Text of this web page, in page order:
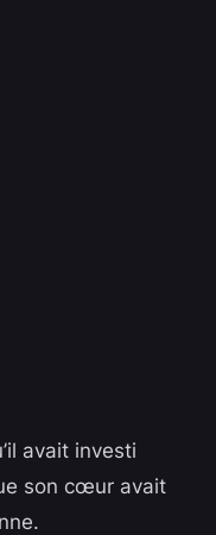
avait investi
son cœur avait